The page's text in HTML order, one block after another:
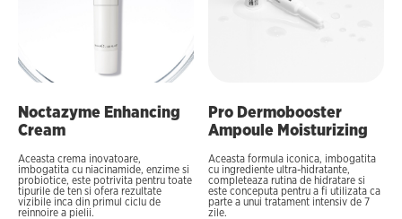
Noctazyme Enhancing
Cream
Aceasta crema inovatoare,
imbogatita cu niacinamide, enzime si
probiotice, este potrivita pentru toate
tipurile de ten si ofera rezultate
vizibile inca din primul ciclu de
reinnoire a pielii.
Pro Dermobooster
Ampoule Moisturizing
Aceasta formula iconica, imbogatita
cu ingrediente ultra-hidratante,
completeaza rutina de hidratare si
este conceputa pentru a fi utilizata ca
parte a unui tratament intensiv de 7
zile.